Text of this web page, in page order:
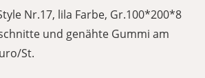
Nr.17, lila Farbe, Gr.100*200*8
und genähte Gummi am
Euro/St.